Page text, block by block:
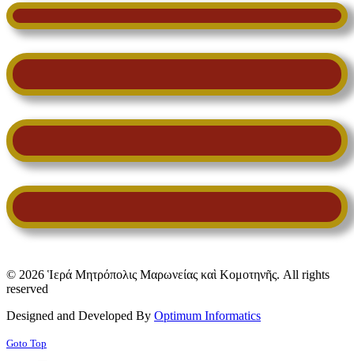
© 2026 Ἱερά Μητρόπολις Μαρωνείας καὶ Κομοτηνῆς. All rights
reserved
Designed and Developed By Optimum Informatics
Goto Top